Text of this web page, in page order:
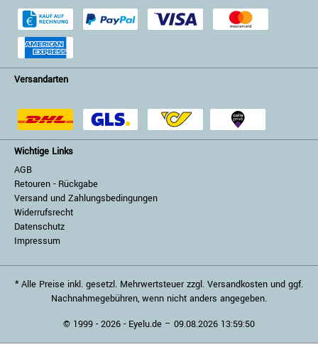
Versandarten
Wichtige Links
AGB
Retouren - Rückgabe
Versand und Zahlungsbedingungen
Widerrufsrecht
Datenschutz
Impressum
* Alle Preise inkl. gesetzl. Mehrwertsteuer zzgl. Versandkosten und ggf.
Nachnahmegebühren, wenn nicht anders angegeben.
© 1999 - 2026 - Eyelu.de – 09.08.2026 13:59:50